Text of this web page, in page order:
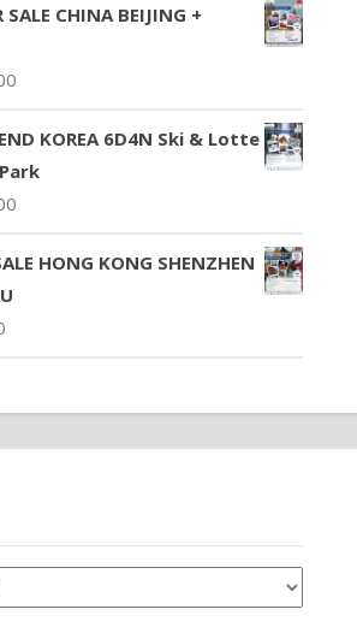
SALE CHINA BEIJING +
KOREA 6D4N Ski & Lotte
HONG KONG SHENZHEN